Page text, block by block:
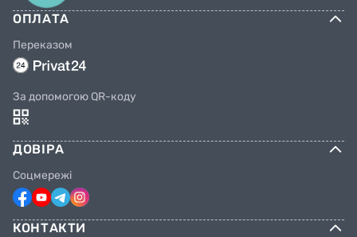
ОПЛАТА
Переказом
За допомогою QR-коду
ДОВІРА
Соцмережі
КОНТАКТИ